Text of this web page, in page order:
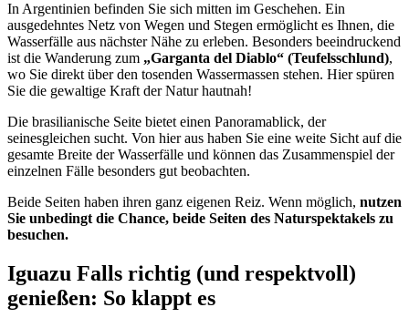
In Argentinien befinden Sie sich mitten im Geschehen. Ein
ausgedehntes Netz von Wegen und Stegen ermöglicht es Ihnen, die
Wasserfälle aus nächster Nähe zu erleben. Besonders beeindruckend
ist die Wanderung zum „Garganta del Diablo“ (Teufelsschlund),
wo Sie direkt über den tosenden Wassermassen stehen. Hier spüren
Sie die gewaltige Kraft der Natur hautnah!
Die brasilianische Seite bietet einen Panoramablick, der
seinesgleichen sucht. Von hier aus haben Sie eine weite Sicht auf die
gesamte Breite der Wasserfälle und können das Zusammenspiel der
einzelnen Fälle besonders gut beobachten.
Beide Seiten haben ihren ganz eigenen Reiz. Wenn möglich, nutzen
Sie unbedingt die Chance, beide Seiten des Naturspektakels zu
besuchen.
Iguazu Falls richtig (und respektvoll)
genießen: So klappt es